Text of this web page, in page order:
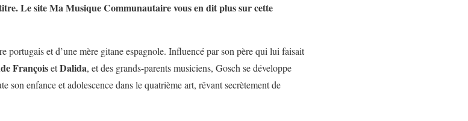
Le site Ma Musique Communautaire vous en dit plus sur cette
portugais et d’une mère gitane espagnole. Influencé par son père qui lui faisait
FrançoisetDalida, et des grands-parents musiciens, Gosch se développe
son enfance et adolescence dans le quatrième art, rêvant secrètement de